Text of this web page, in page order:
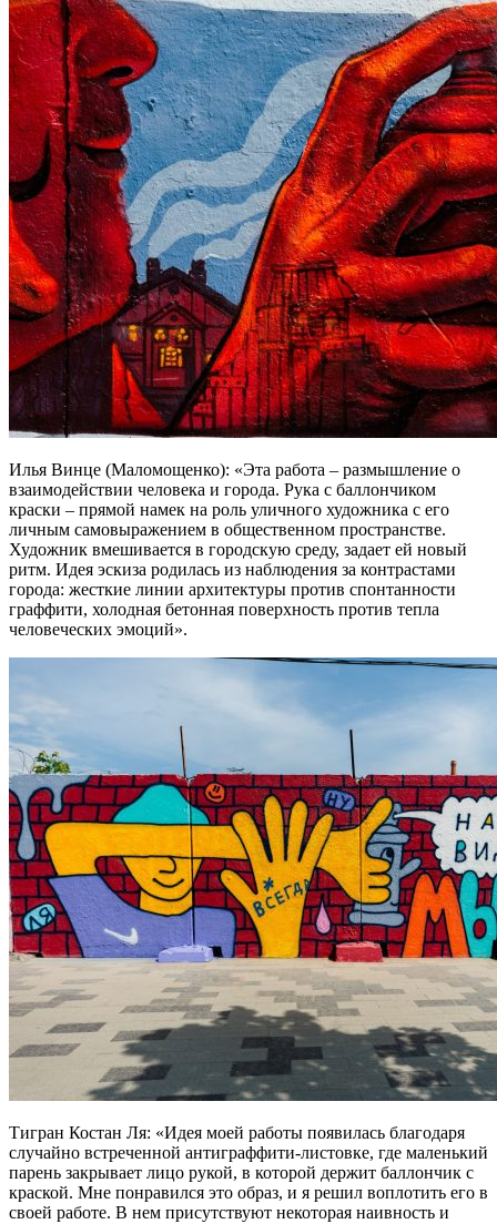
Илья Винце (Маломощенко): «Эта работа – размышление о
взаимодействии человека и города. Рука с баллончиком
краски – прямой намек на роль уличного художника с его
личным самовыражением в общественном пространстве.
Художник вмешивается в городскую среду, задает ей новый
ритм. Идея эскиза родилась из наблюдения за контрастами
города: жесткие линии архитектуры против спонтанности
граффити, холодная бетонная поверхность против тепла
человеческих эмоций».
Тигран Костан Ля: «Идея моей работы появилась благодаря
случайно встреченной антиграффити-листовке, где маленький
парень закрывает лицо рукой, в которой держит баллончик с
краской. Мне понравился это образ, и я решил воплотить его в
своей работе. В нем присутствуют некоторая наивность и